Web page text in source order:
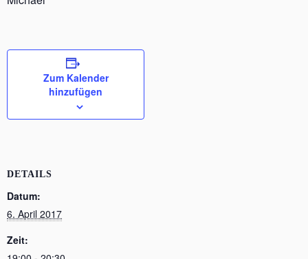
Zum Kalender
hinzufügen
DETAILS
Datum:
6. April 2017
Zeit: